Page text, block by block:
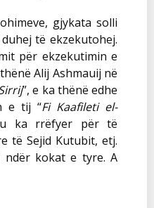
gjykata solli
të ekzekutohej.
për ekzekutimin e
Alij Ashmauij në
”, e ka thënë edhe
e tij “Fi Kaafileti el-
ka rrëfyer për të
të Sejid Kutubit, etj.
ndër kokat e tyre. A